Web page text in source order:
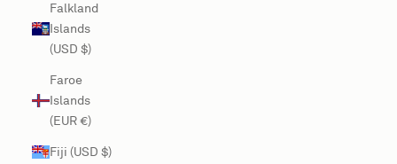
Falkland
Islands
(USD $)
Faroe
Islands
(EUR €)
Fiji (USD $)